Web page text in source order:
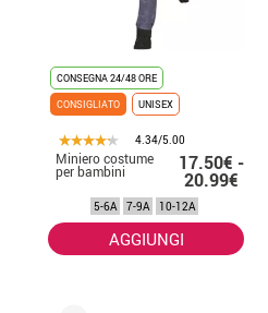
CONSEGNA 24/48 ORE
CONSIGLIATO
UNISEX
4.34/5.00
Miniero costume
per bambini 17.50€ -
20.99€
5-6A 7-9A 10-12A
AGGIUNGI